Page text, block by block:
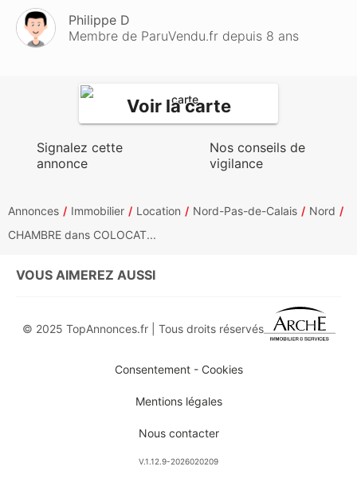
Philippe D
Membre de ParuVendu.fr depuis 8 ans
Voir la carte
Signalez cette
annonce
Nos conseils de
vigilance
Annonces Immobilier Location Nord-Pas-de-Calais
Nord
CHAMBRE dans COLOCAT...
VOUS AIMEREZ AUSSI
© 2025 TopAnnonces.fr | Tous droits réservés
Consentement - Cookies
Mentions légales
Nous contacter
V.1.12.9-2026020209